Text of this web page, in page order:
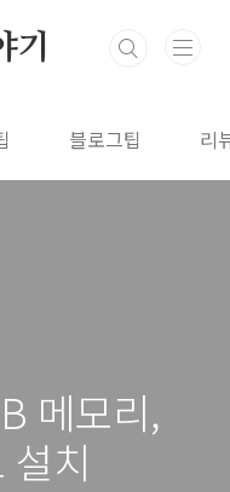
기
블로그팁 리
메모리,
설치